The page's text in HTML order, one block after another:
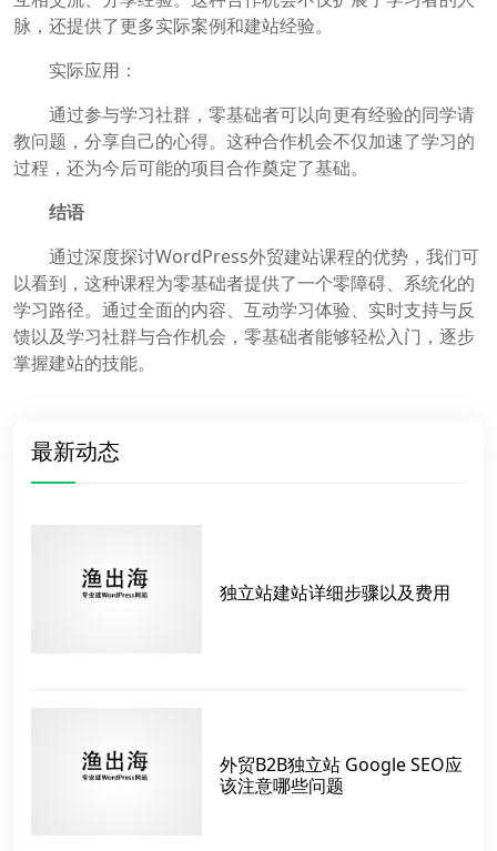
脉，还提供了更多实际案例和建站经验。
实际应用：
通过参与学习社群，零基础者可以向更有经验的同学请
教问题，分享自己的心得。这种合作机会不仅加速了学习的
过程，还为今后可能的项目合作奠定了基础。
结语
通过深度探讨WordPress外贸建站课程的优势，我们可
以看到，这种课程为零基础者提供了一个零障碍、系统化的
学习路径。通过全面的内容、互动学习体验、实时支持与反
馈以及学习社群与合作机会，零基础者能够轻松入门，逐步
掌握建站的技能。
最新动态
独立站建站详细步骤以及费用
外贸B2B独立站 Google SEO应
该注意哪些问题